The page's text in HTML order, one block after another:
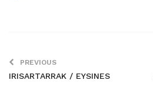
PREVIOUS
IRISARTARRAK / EYSINES